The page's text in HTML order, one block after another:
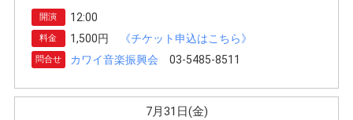
開演 12:00
料金 1,500円 《チケット申込はこちら》
問合せ カワイ音楽振興会 03-5485-8511
7月31日(金)